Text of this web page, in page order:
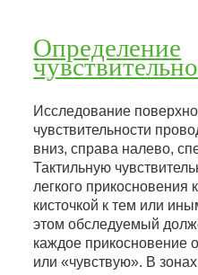
Определение
Исследование
чувствительности
вниз, справа налево,
Тактильную
легкого прикосновения
кисточкой к тем или
этом обследуемый
каждое прикосновение
или «чувствую». В